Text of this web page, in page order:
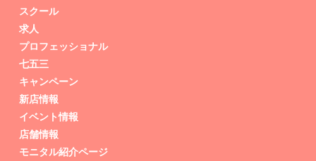
スクール
求人
プロフェッショナル
七五三
キャンペーン
新店情報
イベント情報
店舗情報
モニタル紹介ページ